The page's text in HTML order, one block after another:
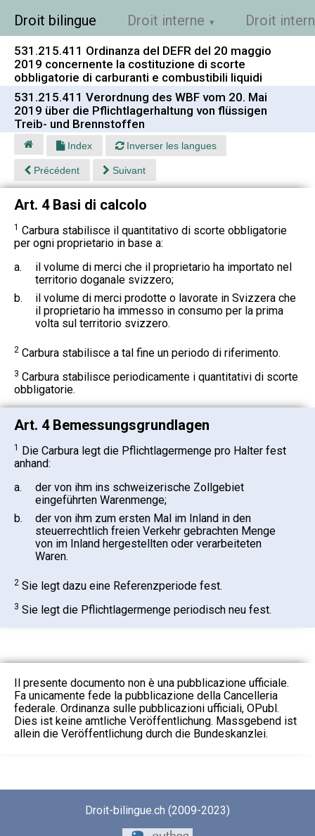
Droit bilingue Droit interne Droit
531.215.411 Ordinanza del DEFR del 20 maggio
2019 concernente la costituzione di scorte
obbligatorie di carburanti e combustibili liquidi
531.215.411 Verordnung des WBF vom 20. Mai
2019 über die Pflichtlagerhaltung von flüssigen
Treib- und Brennstoffen
Index Inverser les langues
Précédent Suivant
Art. 4 Basi di calcolo
1 Carbura stabilisce il quantitativo di scorte obbligatorie
per ogni proprietario in base a:
a.
il volume di merci che il proprietario ha importato nel
territorio doganale svizzero;
b.
il volume di merci prodotte o lavorate in Svizzera che
il proprietario ha immesso in consumo per la prima
volta sul territorio svizzero.
2 Carbura stabilisce a tal fine un periodo di riferimento.
3 Carbura stabilisce periodicamente i quantitativi di scorte
obbligatorie.
Art. 4 Bemessungsgrundlagen
1 Die Carbura legt die Pflichtlagermenge pro Halter fest
anhand:
a.
der von ihm ins schweizerische Zollgebiet
eingeführten Warenmenge;
b.
der von ihm zum ersten Mal im Inland in den
steuerrechtlich freien Verkehr gebrachten Menge
von im Inland hergestellten oder verarbeiteten
Waren.
2 Sie legt dazu eine Referenzperiode fest.
3 Sie legt die Pflichtlagermenge periodisch neu fest.
Il presente documento non è una pubblicazione ufficiale.
Fa unicamente fede la pubblicazione della Cancelleria
federale. Ordinanza sulle pubblicazioni ufficiali, OPubl.
Dies ist keine amtliche Veröffentlichung. Massgebend ist
allein die Veröffentlichung durch die Bundeskanzlei.
Droit-bilingue.ch (2009-2023)